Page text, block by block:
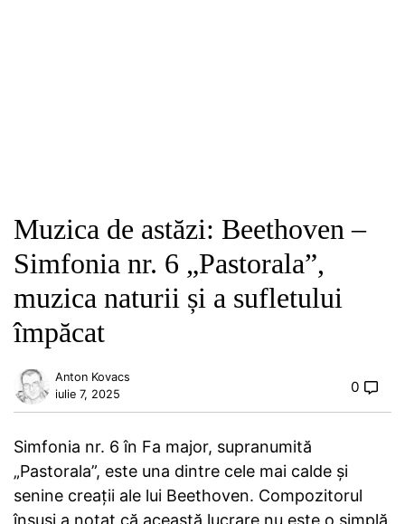
Muzica de astăzi: Beethoven –
Simfonia nr. 6 „Pastorala”,
muzica naturii și a sufletului
împăcat
Anton Kovacs
iulie 7, 2025
0
Simfonia nr. 6 în Fa major, supranumită
„Pastorala”, este una dintre cele mai calde și
senine creații ale lui Beethoven. Compozitorul